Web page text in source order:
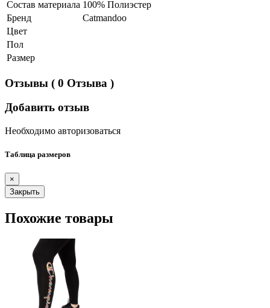
Состав материала 100% Полиэстер
Бренд
Catmandoo
Цвет
Пол
Размер
Отзывы ( 0 Отзыва )
Добавить отзыв
Необходимо авторизоваться
Таблица размеров
×
Закрыть
Похожие товары